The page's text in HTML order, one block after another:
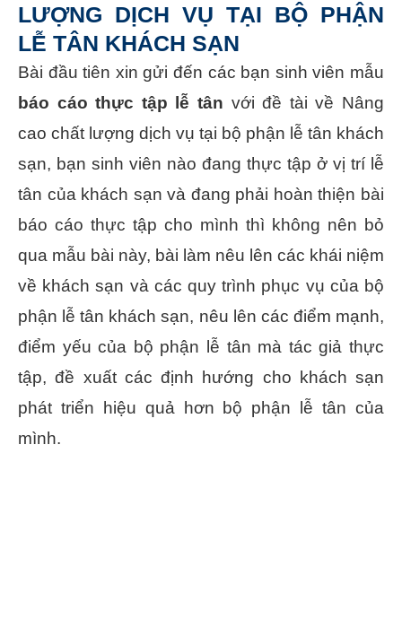
LƯỢNG DỊCH VỤ TẠI BỘ PHẬN
LỄ TÂN KHÁCH SẠN
Bài đầu tiên xin gửi đến các bạn sinh viên mẫu
báo cáo thực tập lễ tân với đề tài về Nâng
cao chất lượng dịch vụ tại bộ phận lễ tân khách
sạn, bạn sinh viên nào đang thực tập ở vị trí lễ
tân của khách sạn và đang phải hoàn thiện bài
báo cáo thực tập cho mình thì không nên bỏ
qua mẫu bài này, bài làm nêu lên các khái niệm
về khách sạn và các quy trình phục vụ của bộ
phận lễ tân khách sạn, nêu lên các điểm mạnh,
điểm yếu của bộ phận lễ tân mà tác giả thực
tập, đề xuất các định hướng cho khách sạn
phát triển hiệu quả hơn bộ phận lễ tân của
mình.